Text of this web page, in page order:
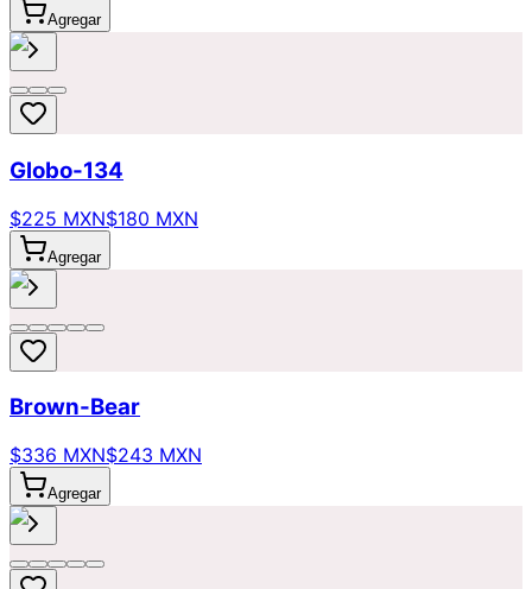
Agregar
Globo-134
$225 MXN$180 MXN
Agregar
Brown-Bear
$336 MXN$243 MXN
Agregar